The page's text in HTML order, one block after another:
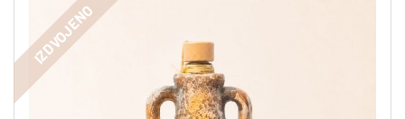
IZDVOJENO